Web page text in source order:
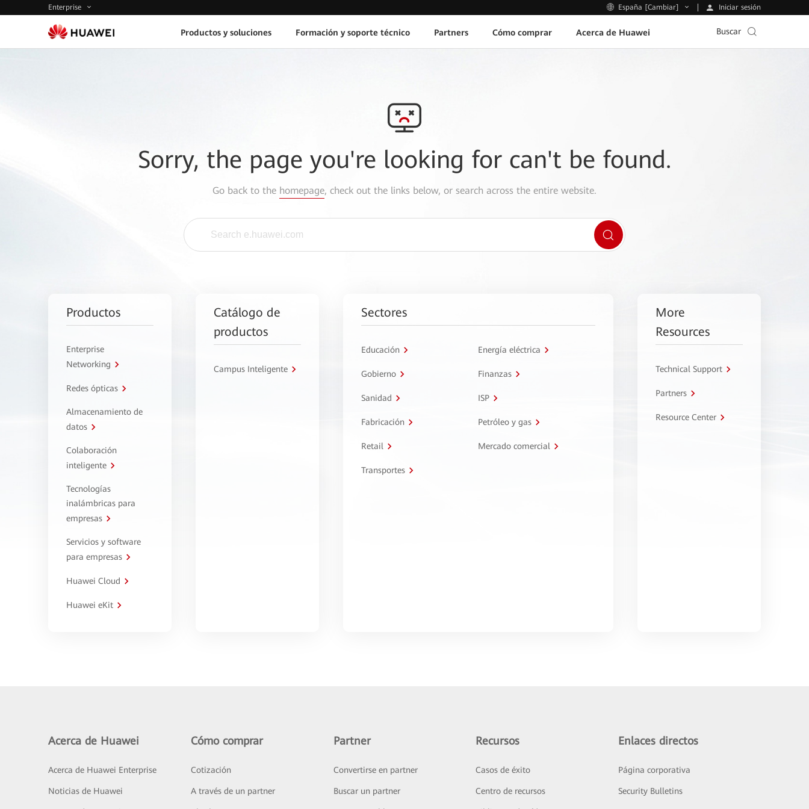
Enterprise España [Cambiar] Iniciar sesión
Productos y soluciones Formación y soporte técnico Partners Cómo comprar Acerca de Huawei Buscar
Sorry, the page you're looking for can't be found.
Go back to the homepage, check out the links below, or search across the entire website.
Productos
Enterprise
Networking
Redes ópticas
Almacenamiento de
datos
Colaboración
inteligente
Tecnologías
inalámbricas para
empresas
Servicios y software
para empresas
Huawei Cloud
Huawei eKit
Catálogo de
productos
Campus Inteligente
Sectores
Educación Energía eléctrica
Gobierno Finanzas
Sanidad ISP
Fabricación Petróleo y gas
Retail Mercado comercial
Transportes
More
Resources
Technical Support
Partners
Resource Center
Acerca de Huawei
Acerca de Huawei Enterprise
Noticias de Huawei
Cómo comprar
Cotización
A través de un partner
Partner
Convertirse en partner
Buscar un partner
Recursos
Casos de éxito
Centro de recursos
Enlaces directos
Página corporativa
Security Bulletins